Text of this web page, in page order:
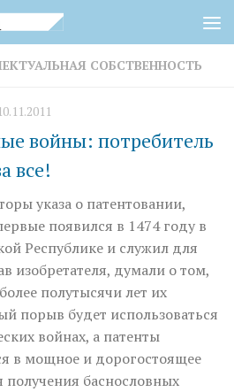
СОБСТВЕННОСТЬ
войны: потребитель
все!
указа о патентовании,
появился в 1474 году в
Республике и служил для
изобретателя, думали о том,
полутысячи лет их
порыв будет использоваться
войнах, а патенты
в мощное и дорогостоящее
получения баснословных